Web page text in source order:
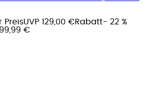
PreisUVP 129,00 €Rabatt- 22 %
99,99 €